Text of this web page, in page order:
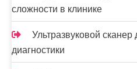
сложности в клинике
Ультразвуковой сканер
диагностики